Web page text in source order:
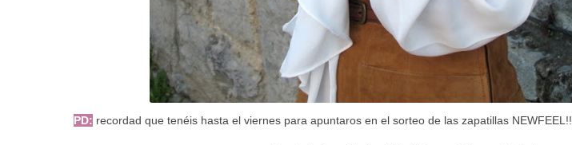
PD: recordad que tenéis hasta el viernes para apuntaros en el sorteo de las zapatillas NEWFEEL!!